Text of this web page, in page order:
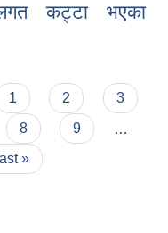
कट्टा भएका
मा लगत कट्टा भएका
1 2
3
8 9
last »